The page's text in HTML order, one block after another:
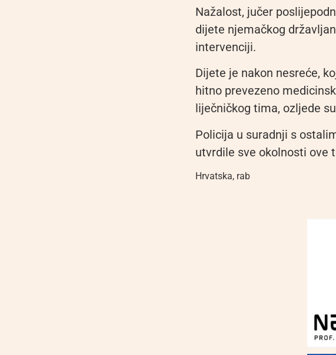
Nažalost, jučer
dijete njemačkog
intervenciji.
Dijete je nakon nesreće,
hitno prevezeno
liječničkog tima, ozljede
Policija u suradnji s
utvrdile sve okolnosti ove
Hrvatska, rab